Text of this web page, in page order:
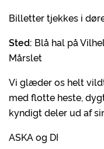
Billetter tjekkes i
Sted: Blå hal på
Mårslet
Vi glæder os helt
med flotte heste,
kyndigt deler ud af
ASKA og DI